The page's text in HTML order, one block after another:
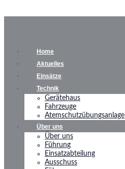
Home
Aktuelles
Einsätze
Technik
Gerätehaus
Fahrzeuge
Atemschutzübungsanlage
Über uns
Über uns
Führung
Einsatzabteilung
Ausschuss